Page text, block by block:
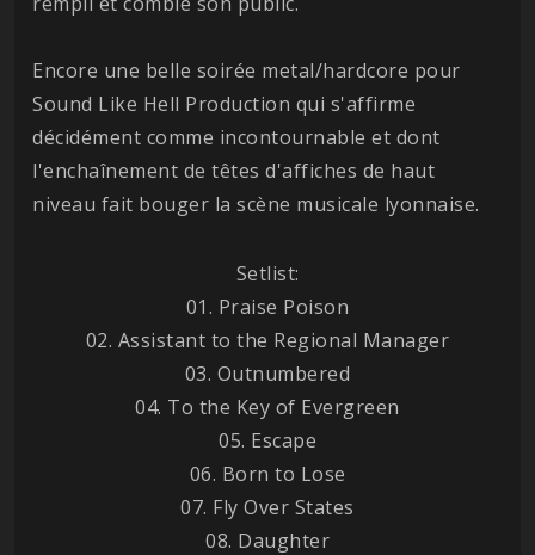
Encore une belle soirée metal/hardcore pour
Sound Like Hell Production qui s'affirme
décidément comme incontournable et dont
l'enchaînement de têtes d'affiches de haut
niveau fait bouger la scène musicale lyonnaise.
Setlist:
01. Praise Poison
02. Assistant to the Regional Manager
03. Outnumbered
04. To the Key of Evergreen
05. Escape
06. Born to Lose
07. Fly Over States
08. Daughter